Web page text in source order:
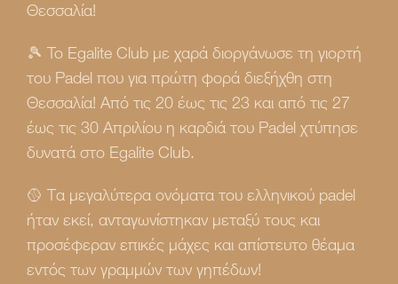
Θεσσαλία!
🎾 To Egalite Club με χαρά διοργάνωσε τη γιορτή
του Padel που για πρώτη φορά διεξήχθη στη
Θεσσαλία! Από τις 20 έως τις 23 και από τις 27
έως τις 30 Απριλίου η καρδιά του Padel χτύπησε
δυνατά στο Egalite Club.
🥎 Τα μεγαλύτερα ονόματα του ελληνικού padel
ήταν εκεί, ανταγωνίστηκαν μεταξύ τους και
προσέφεραν επικές μάχες και απίστευτο θέαμα
εντός των γραμμών των γηπέδων!